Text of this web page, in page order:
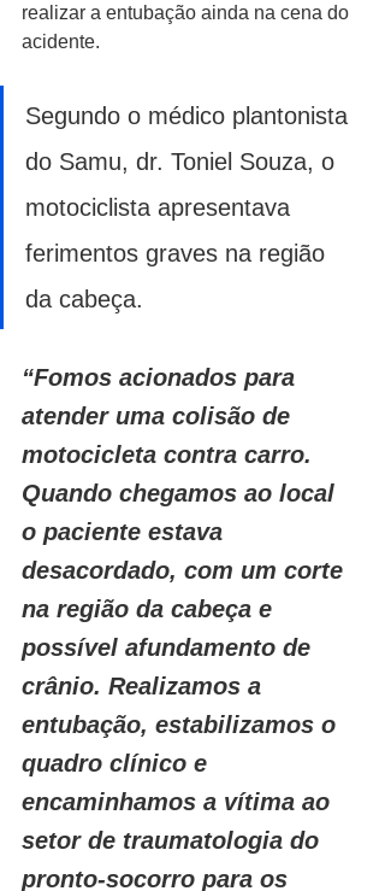
realizar a entubação ainda na cena do
acidente.
Segundo o médico plantonista
do Samu, dr. Toniel Souza, o
motociclista apresentava
ferimentos graves na região
da cabeça.
“Fomos acionados para
atender uma colisão de
motocicleta contra carro.
Quando chegamos ao local
o paciente estava
desacordado, com um corte
na região da cabeça e
possível afundamento de
crânio. Realizamos a
entubação, estabilizamos o
quadro clínico e
encaminhamos a vítima ao
setor de traumatologia do
pronto-socorro para os